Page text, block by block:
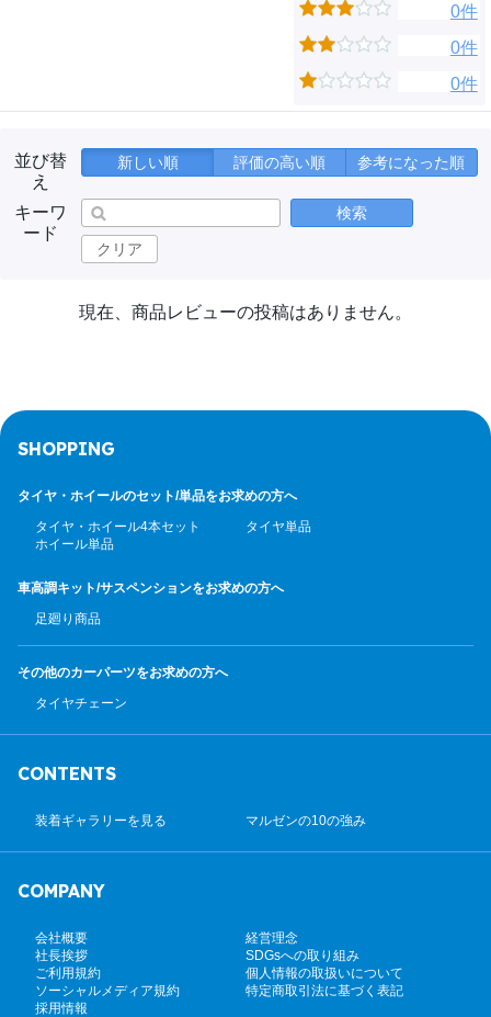
0件
0件
0件
並び替
え
新しい順 評価の高い順 参考になった順
キーワ
ード
検索
クリア
現在、商品レビューの投稿はありません。
SHOPPING
タイヤ・ホイールのセット/単品をお求めの方へ
タイヤ・ホイール4本セット
タイヤ単品
ホイール単品
車高調キット/サスペンションをお求めの方へ
足廻り商品
その他のカーパーツをお求めの方へ
タイヤチェーン
CONTENTS
装着ギャラリーを見る マルゼンの10の強み
COMPANY
会社概要
経営理念
社長挨拶
SDGsへの取り組み
ご利用規約
個人情報の取扱いについて
ソーシャルメディア規約
特定商取引法に基づく表記
採用情報